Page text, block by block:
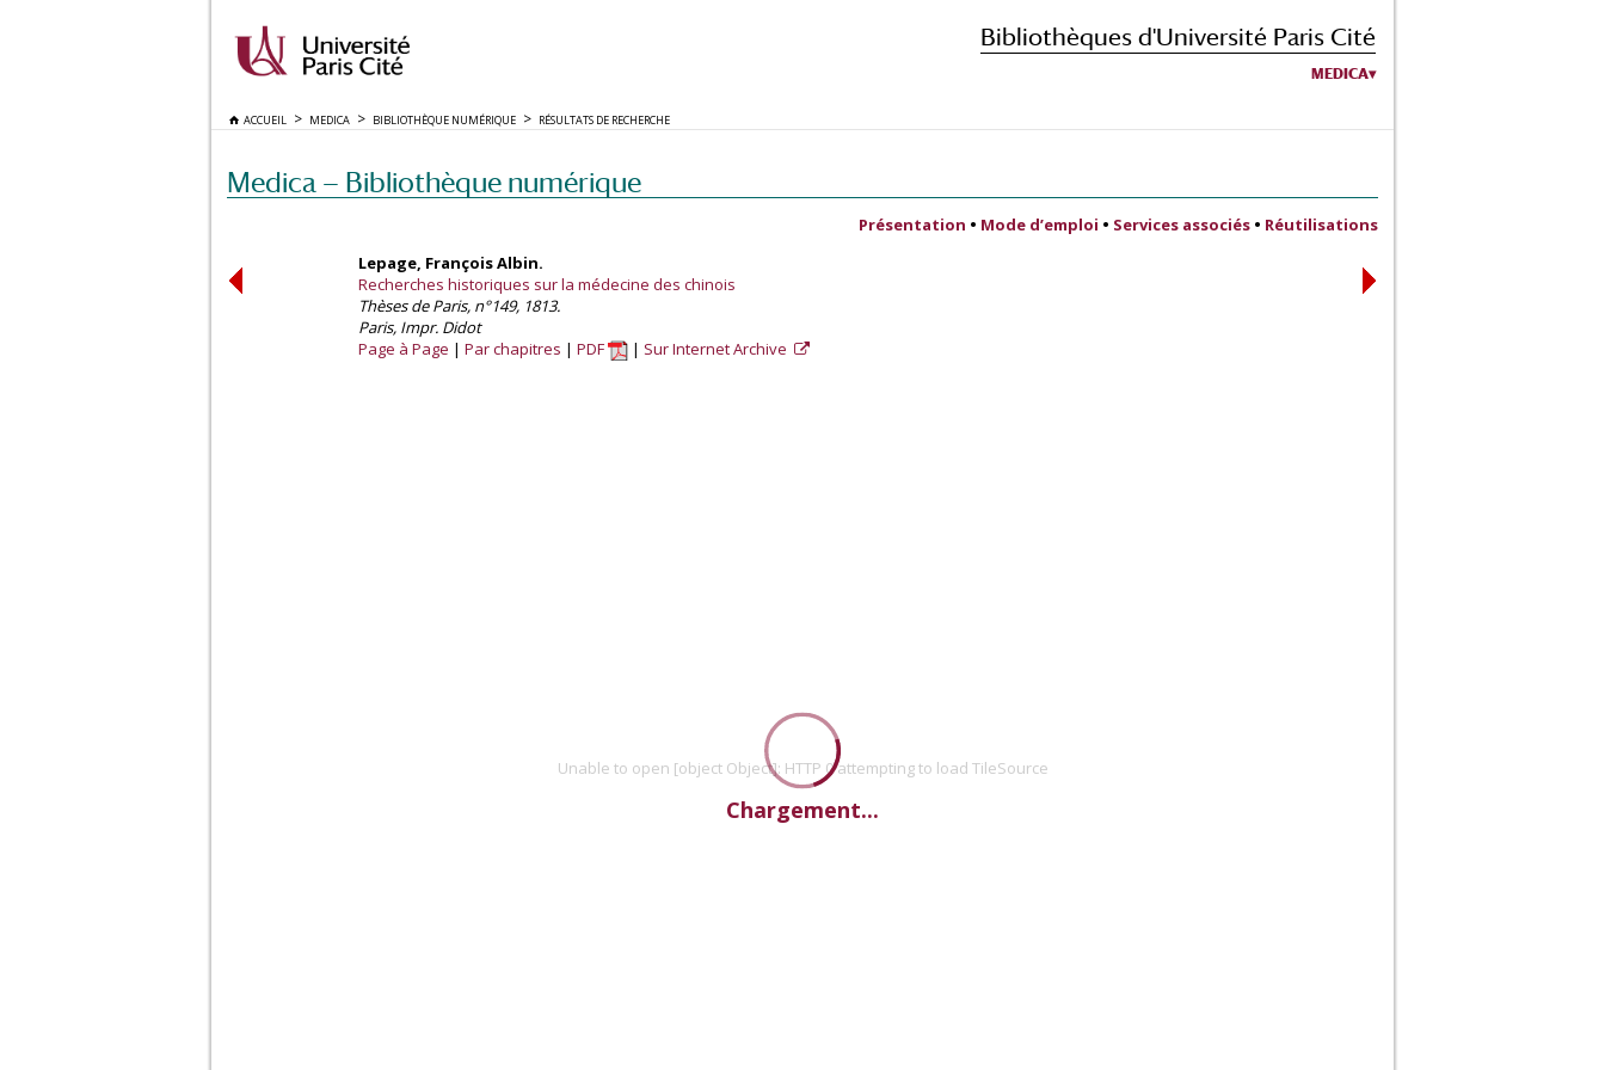
Bibliothèques d'Université Paris Cité
MEDICA
ACCUEIL MEDICA BIBLIOTHÈQUE NUMÉRIQUE RÉSULTATS DE RECHERCHE
Medica — Bibliothèque numérique
Présentation • Mode d’emploi • Services associés • Réutilisations
Lepage, François Albin.
Recherches historiques sur la médecine des chinois
Thèses de Paris, n°149, 1813.
Paris, Impr. Didot
Page à Page
Par chapitres PDF Sur Internet Archive
Unable to open [object Object]: HTTP 0 attempting to load TileSource
Chargement...